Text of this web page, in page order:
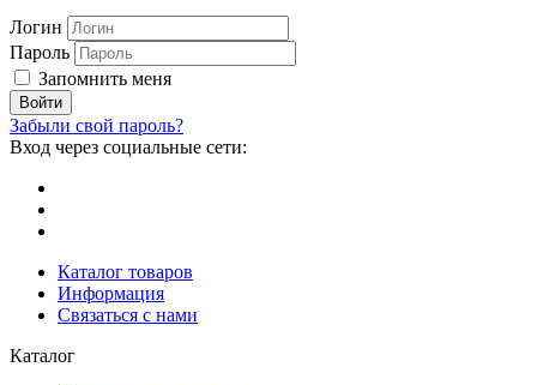
Логин
Пароль
Запомнить меня
Забыли свой пароль?
Вход через социальные сети:
Каталог товаров
Информация
Связаться с нами
Каталог